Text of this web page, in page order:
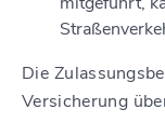
Die
Versicherung